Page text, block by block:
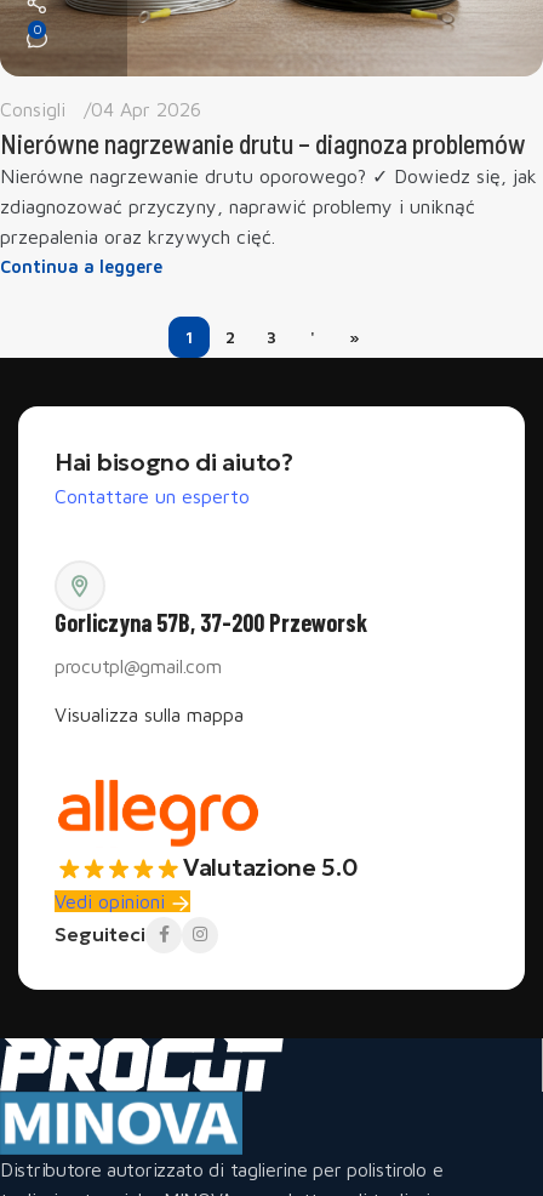
0
Consigli 04 Apr 2026
Nierówne nagrzewanie drutu – diagnoza problemów
Nierówne nagrzewanie drutu oporowego? ✓ Dowiedz się, jak
zdiagnozować przyczyny, naprawić problemy i uniknąć
przepalenia oraz krzywych cięć.
Continua a leggere
1 2 3 ' »
Hai bisogno di aiuto?
Contattare un esperto
Gorliczyna 57B, 37-200 Przeworsk
procutpl@gmail.com
Visualizza sulla mappa
Valutazione 5.0
Vedi opinioni
Seguiteci
Distributore autorizzato di taglierine per polistirolo e